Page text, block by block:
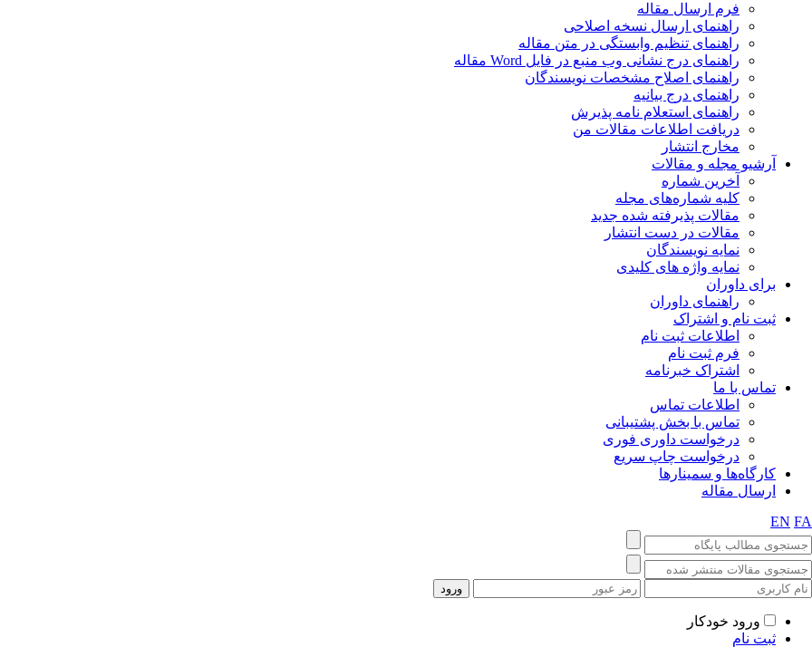
فرم ارسال مقاله
راهنمای ارسال نسخه اصلاحی
راهنمای تنظیم وابستگی در متن مقاله
راهنمای درج نشانی وب منبع در فایل Word مقاله
راهنمای اصلاح مشخصات نویسندگان
راهنمای درج بیانیه
راهنمای استعلام نامه پذیرش
دریافت اطلاعات مقالات من
مخارج انتشار
آرشیو مجله و مقالات
آخرین شماره
کلیه شماره‌های مجله
مقالات پذیرفته شده جدید
مقالات در دست انتشار
نمایه نویسندگان
نمایه واژه های کلیدی
برای داوران
راهنمای داوران
ثبت نام و اشتراک
اطلاعات ثبت نام
فرم ثبت نام
اشتراک خبرنامه
تماس با ما
اطلاعات تماس
تماس با بخش پشتیبانی
درخواست داوری فوری
درخواست چاپ سریع
کارگاه‌ها و سمینارها
ارسال مقاله
EN FA
ورود خودکار
ثبت نام